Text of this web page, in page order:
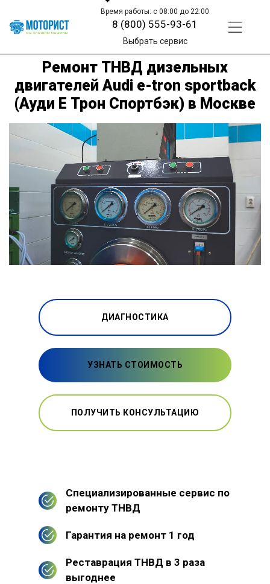
Время работы: с 08:00 до 22:00
8 (800) 555-93-61
Выбрать сервис
Ремонт ТНВД дизельных
двигателей Audi e-tron sportback
(Ауди Е Трон Спортбэк) в Москве
ДИАГНОСТИКА
УЗНАТЬ СТОИМОСТЬ
ПОЛУЧИТЬ КОНСУЛЬТАЦИЮ
Специализированные сервис по
ремонту ТНВД
Гарантия на ремонт 1 год
Реставрация ТНВД в 3 раза
выгоднее